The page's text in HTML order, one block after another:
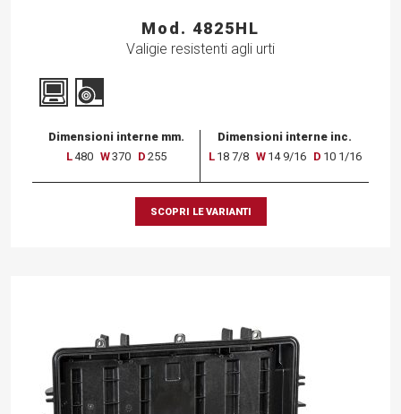
Mod. 4825HL
Valigie resistenti agli urti
Dimensioni interne mm.
L480 W370 D 255
Dimensioni interne inc.
L 18 7/8 W 14 9/16 D 10 1/16
SCOPRI LE VARIANTI